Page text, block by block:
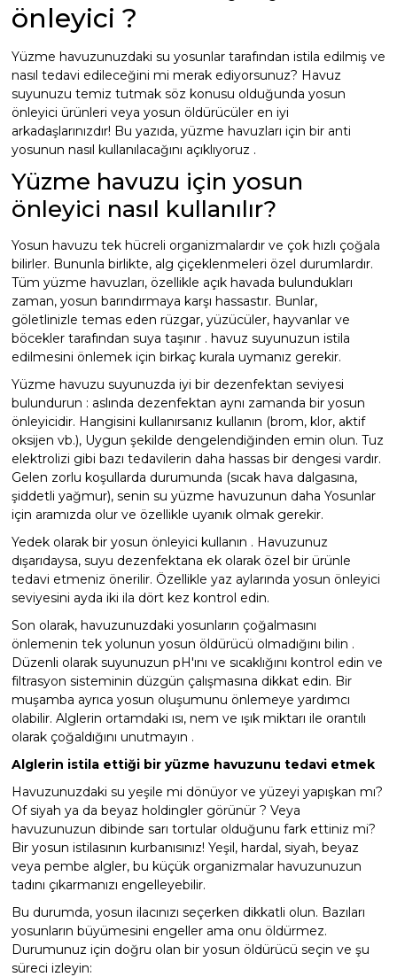
Havuz Suyu Parlatıcı
Çöktürücü
Havuz PH
Sıvı pH Düşürücü
pH Yükseltici
İyon Bağlayıcı
Gemaş Havuz
Gemaş hazır kimyasal bakım seti
Gemaş Multi Tablet Klor 200 gr
Wtr Havuz
Demir ve Setlik Giderici
Havuz Suyu Bağlı Klor Giderici
Kalsiyum Hipoklorit %65 Klor
Multi %90 Tablet Klor
Sıvı Asit Hidroklorik
Sıvı Klor Sodyum Hipoklorit
Sıvı Ph- Düşürücü
Toz Ph+ Yükseltici
Wtr Havuz Kimyasalları Setleri
Yosun Öldürücü
Selenoid
Havuz Bağlı Klor Giderici
Havuz İyon Baglayıcı
Havuz Kışlık Bakım Ürünü
Havuz Toz Ph+ Yükseltici
Selenoid Havuz Kimyasalları
Alkalinite Düşürücü
Ayak Dezenfektanı
e Pool Expert
Havuz Filtre
Havuz Kış Kimyasalı
Kalsiyum Hipoklorit
Hayward Havuz
Beatbot Havuz
Bwt Havuz Robotları
Spino Havuz
Dozaj Pompası
Havuz Trafoları
Krom Led
Lamba Yedek
Süs Havuzu
Havuz Merdiven
Havuz Filtreleri
Havuz Dip
Havuz Dozaj
Mspa Jakuzi
Su Sporları Dünyası
Havuz Vana
Havuz Isıtma
Havuz Elektrik
Havuz Sarf
Havuz
Endüstriyel Blower
Ayak Havuzu
Bahçe Havuz
önleyici ?
Yüzme havuzunuzdaki su yosunlar tarafından istila edilmiş ve
nasıl tedavi edileceğini mi merak ediyorsunuz? Havuz
suyunuzu temiz tutmak söz konusu olduğunda yosun
önleyici ürünleri veya yosun öldürücüler en iyi
arkadaşlarınızdır! Bu yazıda, yüzme havuzları için bir anti
yosunun nasıl kullanılacağını açıklıyoruz .
Yüzme havuzu için yosun
önleyici nasıl kullanılır?
Yosun havuzu tek hücreli organizmalardır ve çok hızlı çoğala
bilirler. Bununla birlikte, alg çiçeklenmeleri özel durumlardır.
Tüm yüzme havuzları, özellikle açık havada bulundukları
zaman, yosun barındırmaya karşı hassastır. Bunlar,
göletlinizle temas eden rüzgar, yüzücüler, hayvanlar ve
böcekler tarafından suya taşınır . havuz suyunuzun istila
edilmesini önlemek için birkaç kurala uymanız gerekir.
Yüzme havuzu suyunuzda iyi bir dezenfektan seviyesi
bulundurun : aslında dezenfektan aynı zamanda bir yosun
önleyicidir. Hangisini kullanırsanız kullanın (brom, klor, aktif
oksijen vb.), Uygun şekilde dengelendiğinden emin olun. Tuz
elektrolizi gibi bazı tedavilerin daha hassas bir dengesi vardır.
Gelen zorlu koşullarda durumunda (sıcak hava dalgasına,
şiddetli yağmur), senin su yüzme havuzunun daha Yosunlar
için aramızda olur ve özellikle uyanık olmak gerekir.
Yedek olarak bir yosun önleyici kullanın . Havuzunuz
dışarıdaysa, suyu dezenfektana ek olarak özel bir ürünle
tedavi etmeniz önerilir. Özellikle yaz aylarında yosun önleyici
seviyesini ayda iki ila dört kez kontrol edin.
Son olarak, havuzunuzdaki yosunların çoğalmasını
önlemenin tek yolunun yosun öldürücü olmadığını bilin .
Düzenli olarak suyunuzun pH'ını ve sıcaklığını kontrol edin ve
filtrasyon sisteminin düzgün çalışmasına dikkat edin. Bir
muşamba ayrıca yosun oluşumunu önlemeye yardımcı
olabilir. Alglerin ortamdaki ısı, nem ve ışık miktarı ile orantılı
olarak çoğaldığını unutmayın .
Alglerin istila ettiği bir yüzme havuzunu tedavi etmek
Havuzunuzdaki su yeşile mi dönüyor ve yüzeyi yapışkan mı?
Of siyah ya da beyaz holdingler görünür ? Veya
havuzunuzun dibinde sarı tortular olduğunu fark ettiniz mi?
Bir yosun istilasının kurbanısınız! Yeşil, hardal, siyah, beyaz
veya pembe algler, bu küçük organizmalar havuzunuzun
tadını çıkarmanızı engelleyebilir.
Bu durumda, yosun ilacınızı seçerken dikkatli olun. Bazıları
yosunların büyümesini engeller ama onu öldürmez.
Durumunuz için doğru olan bir yosun öldürücü seçin ve şu
süreci izleyin: